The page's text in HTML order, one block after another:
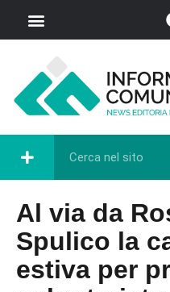
Al via da
Spulico la
estiva per